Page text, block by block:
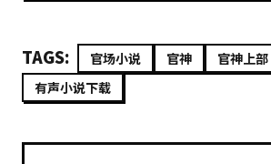
TAGS: 官场小说 官神 官神上部
有声小说下载